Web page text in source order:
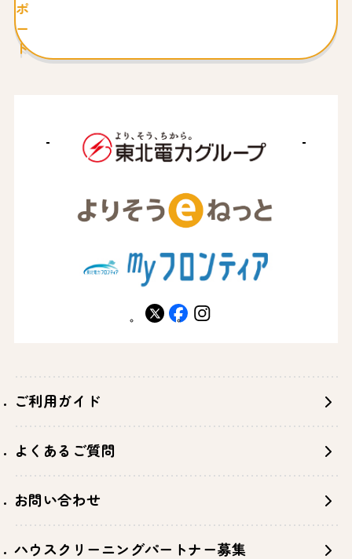
ポ
ー
ト
X facebookinstagram
ご利用ガイド
よくあるご質問
お問い合わせ
ハウスクリーニングパートナー募集